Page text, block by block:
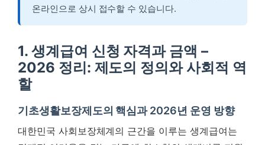
온라인으로 상시 접수할 수 있습니다.
1. 생계급여 신청 자격과 금액 –
2026 정리: 제도의 정의와 사회적 역
할
기초생활보장제도의 핵심과 2026년 운영 방향
대한민국 사회보장체계의 근간을 이루는 생계급여는